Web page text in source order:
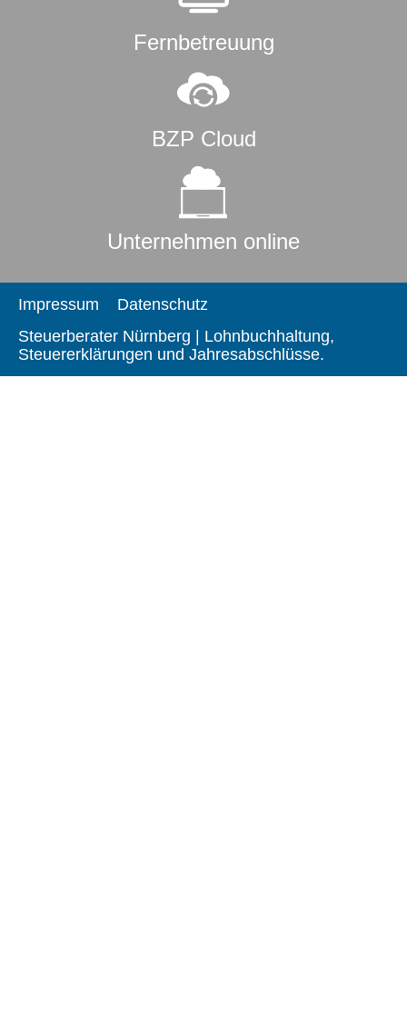
Fernbetreuung
BZP Cloud
Unternehmen online
Impressum
Datenschutz
Steuerberater Nürnberg | Lohnbuchhaltung,
Steuererklärungen und Jahresabschlüsse.